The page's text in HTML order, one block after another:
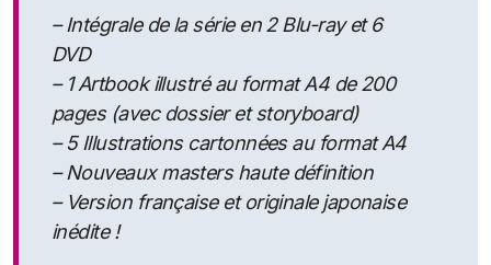
– Intégrale de la série en 2 Blu-ray et 6
DVD
– 1 Artbook illustré au format A4 de 200
pages (avec dossier et storyboard)
– 5 Illustrations cartonnées au format A4
– Nouveaux masters haute définition
– Version française et originale japonaise
inédite !